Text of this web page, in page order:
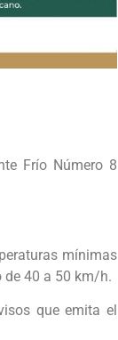
Frío Número 8
mínimas
de 40 a 50 km/h.
que emita el